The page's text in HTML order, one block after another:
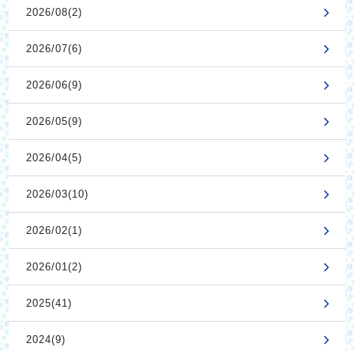
2026/08(2)
2026/07(6)
2026/06(9)
2026/05(9)
2026/04(5)
2026/03(10)
2026/02(1)
2026/01(2)
2025(41)
2024(9)